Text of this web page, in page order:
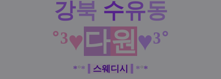
강북 수유동
˚³♥다원♥³˚
*°* 스웨디시 *°*